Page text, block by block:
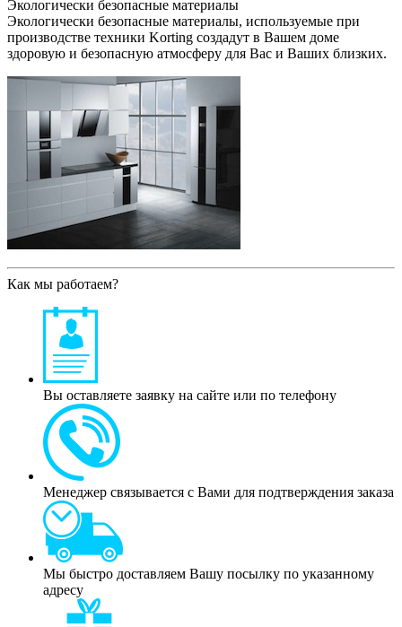
Экологически безопасные материалы
Экологически безопасные материалы, используемые при
производстве техники Korting создадут в Вашем доме
здоровую и безопасную атмосферу для Вас и Ваших близких.
Как мы работаем?
Вы оставляете заявку на сайте или по телефону
Менеджер связывается с Вами для подтверждения заказа
Мы быстро доставляем Вашу посылку по указанному
адресу